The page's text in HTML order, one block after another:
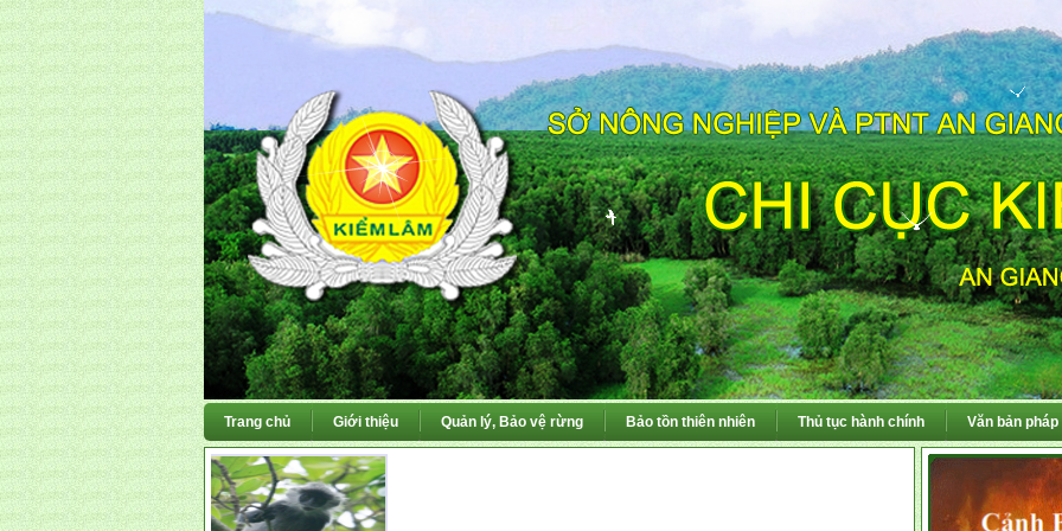
Trang chủ Giới thiệu Quản lý, Bảo vệ rừng Bảo tồn thiên nhiên Thủ tục hành chính Văn bản pháp